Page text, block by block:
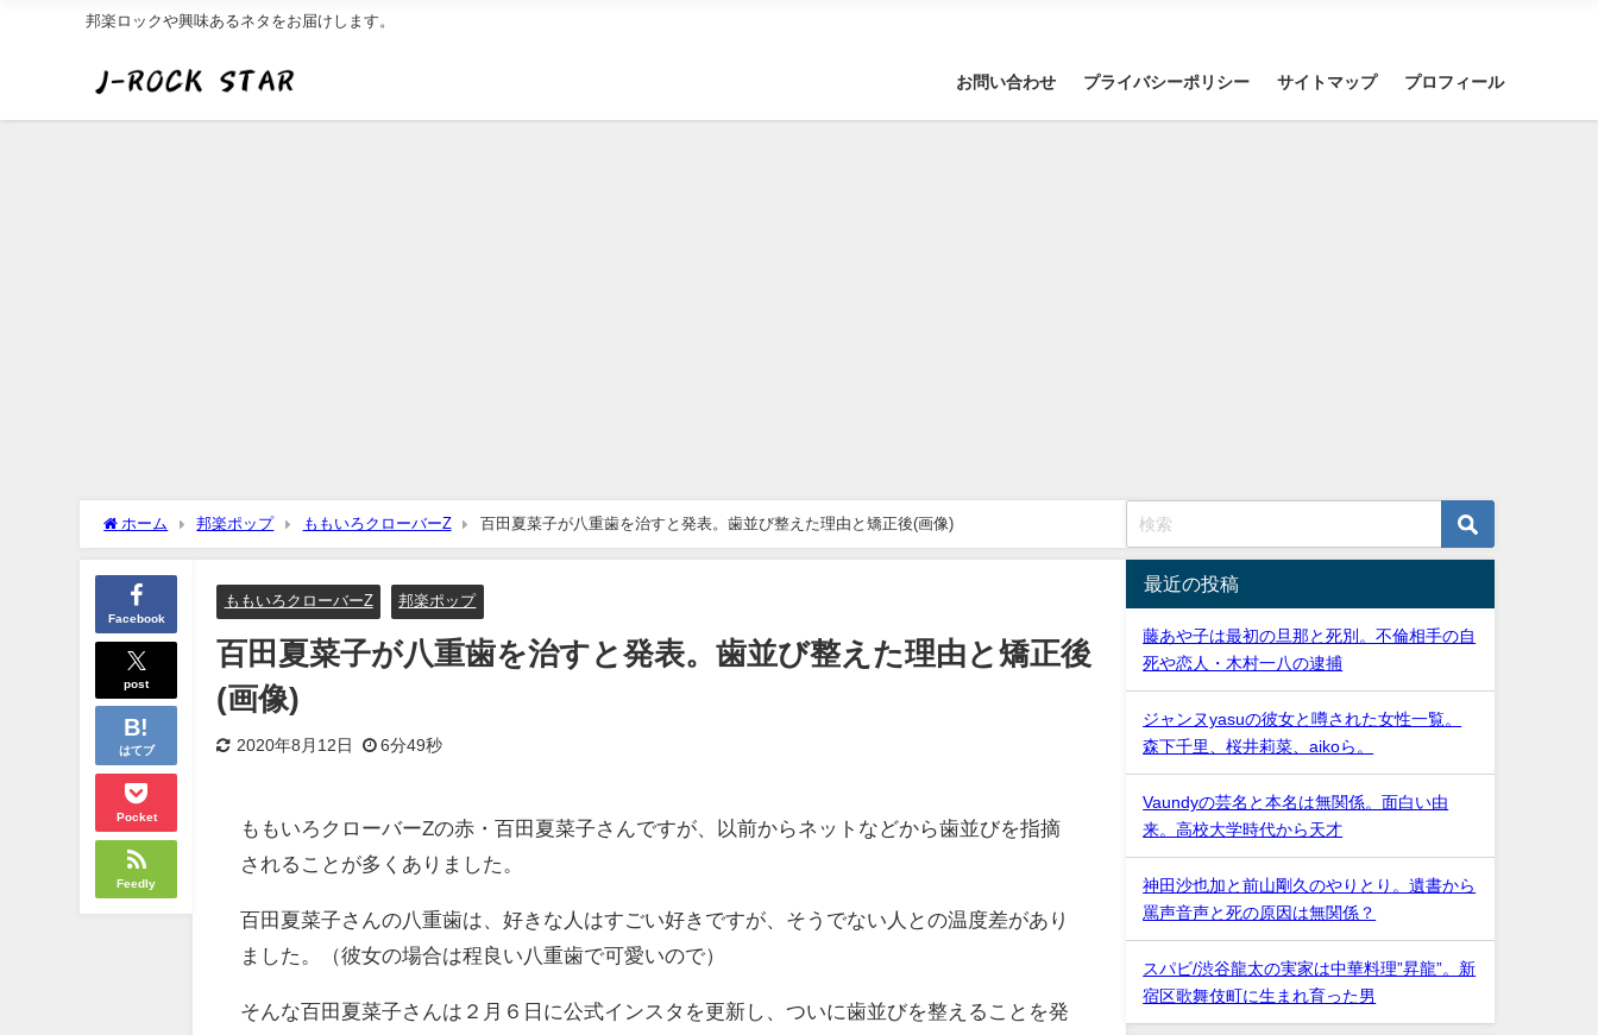
邦楽ロックや興味あるネタをお届けします。
お問い合わせ プライバシーポリシー サイトマップ プロフィール
ホーム 邦楽ポップ ももいろクローバーZ 百田夏菜子が八重歯を治すと発表。歯並び整えた理由と矯正後(画像)
Facebook
post
はてブ
Pocket
Feedly
ももいろクローバーZ 邦楽ポップ
百田夏菜子が八重歯を治すと発表。歯並び整えた理由と矯正後
(画像)
2020年8月12日 6分49秒
ももいろクローバーZの赤・百田夏菜子さんですが、以前からネットなどから歯並びを指摘
されることが多くありました。
百田夏菜子さんの八重歯は、好きな人はすごい好きですが、そうでない人との温度差があり
ました。（彼女の場合は程良い八重歯で可愛いので）
そんな百田夏菜子さんは２月６日に公式インスタを更新し、ついに歯並びを整えることを発
最近の投稿
藤あや子は最初の旦那と死別。不倫相手の自
死や恋人・木村一八の逮捕
ジャンヌyasuの彼女と噂された女性一覧。
森下千里、桜井莉菜、aikoら。
Vaundyの芸名と本名は無関係。面白い由
来。高校大学時代から天才
神田沙也加と前山剛久のやりとり。遺書から
罵声音声と死の原因は無関係？
スパビ/渋谷龍太の実家は中華料理”昇龍”。新
宿区歌舞伎町に生まれ育った男